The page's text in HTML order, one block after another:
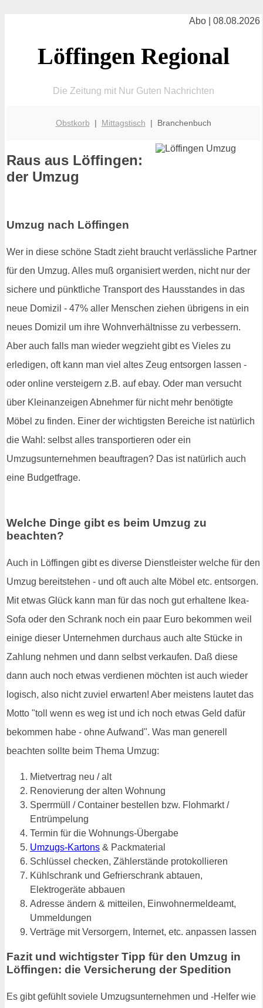
Abo | 08.08.2026
Löffingen Regional
Die Zeitung mit Nur Guten Nachrichten
Obstkorb | Mittagstisch | Branchenbuch
Raus aus Löffingen:
der Umzug
Umzug nach Löffingen
Wer in diese schöne Stadt zieht braucht verlässliche Partner
für den Umzug. Alles muß organisiert werden, nicht nur der
sichere und pünktliche Transport des Hausstandes in das
neue Domizil - 47% aller Menschen ziehen übrigens in ein
neues Domizil um ihre Wohnverhältnisse zu verbessern.
Aber auch falls man wieder wegzieht gibt es Vieles zu
erledigen, oft kann man viel altes Zeug entsorgen lassen -
oder online versteigern z.B. auf ebay. Oder man versucht
über Kleinanzeigen Abnehmer für nicht mehr benötigte
Möbel zu finden. Einer der wichtigsten Bereiche ist natürlich
die Wahl: selbst alles transportieren oder ein
Umzugsunternehmen beauftragen? Das ist natürlich auch
eine Budgetfrage.
Welche Dinge gibt es beim Umzug zu
beachten?
Auch in Löffingen gibt es diverse Dienstleister welche für den
Umzug bereitstehen - und oft auch alte Möbel etc. entsorgen.
Mit etwas Glück kann man für das noch gut erhaltene Ikea-
Sofa oder den Schrank noch ein paar Euro bekommen weil
einige dieser Unternehmen durchaus auch alte Stücke in
Zahlung nehmen und dann selbst verkaufen. Daß diese
dann auch noch etwas verdienen möchten ist auch wieder
logisch, also nicht zuviel erwarten! Aber meistens lautet das
Motto "toll wenn es weg ist und ich noch etwas Geld dafür
bekommen habe - ohne Aufwand". Was man generell
beachten sollte beim Thema Umzug:
Mietvertrag neu / alt
Renovierung der alten Wohnung
Sperrmüll / Container bestellen bzw. Flohmarkt /
Entrümpelung
Termin für die Wohnungs-Übergabe
Umzugs-Kartons & Packmaterial
Schlüssel checken, Zählerstände protokollieren
Kühlschrank und Gefrierschrank abtauen,
Elektrogeräte abbauen
Adresse ändern & mitteilen, Einwohnermeldeamt,
Ummeldungen
Verträge mit Versorgern, Internet, etc. anpassen lassen
Fazit und wichtigster Tipp für den Umzug in
Löffingen: die Versicherung der Spedition
Es gibt gefühlt soviele Umzugsunternehmen und -Helfer wie